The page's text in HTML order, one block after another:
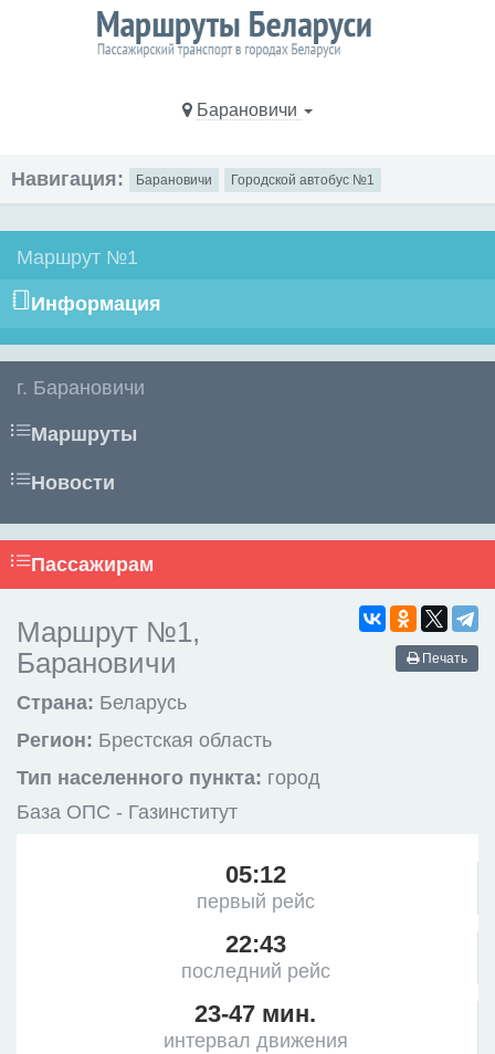
Барановичи
Навигация: Барановичи Городской автобус №1
Маршрут №1
Информация
г. Барановичи
Маршруты
Новости
Пассажирам
Печать
Маршрут №1,
Барановичи
Страна: Беларусь
Регион: Брестская область
Тип населенного пункта: город
База ОПС - Газинститут
05:12
первый рейс
22:43
последний рейс
23-47 мин.
интервал движения